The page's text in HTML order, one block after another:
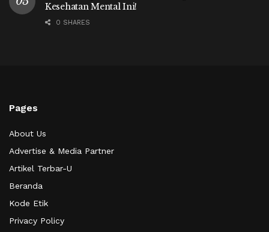
Kesehatan Mental Ini!
0 SHARES
Pages
About Us
Advertise & Media Partner
Artikel Terbar-U
Beranda
Kode Etik
Privacy Policy